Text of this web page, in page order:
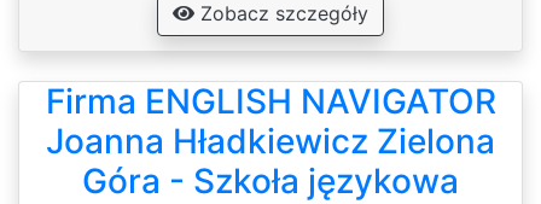
Zobacz szczegóły
Firma ENGLISH NAVIGATOR
Joanna Hładkiewicz Zielona
Góra - Szkoła językowa